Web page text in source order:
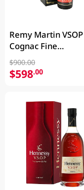
Remy Martin VSOP
Cognac Fine
Champagne 700ML
$900.00
$598.00